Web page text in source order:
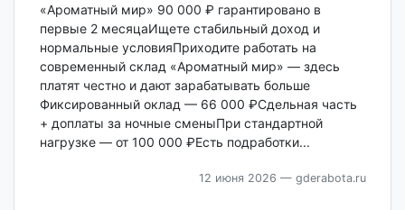
«Ароматный мир» 90 000 ₽ гарантировано в
первые 2 месяцаИщете стабильный доход и
нормальные условияПриходите работать на
современный склад «Ароматный мир» — здесь
платят честно и дают зарабатывать больше
Фиксированный оклад — 66 000 ₽Сдельная часть
+ доплаты за ночные сменыПри стандартной
нагрузке — от 100 000 ₽Есть подработки...
12 июня 2026 — gderabota.ru